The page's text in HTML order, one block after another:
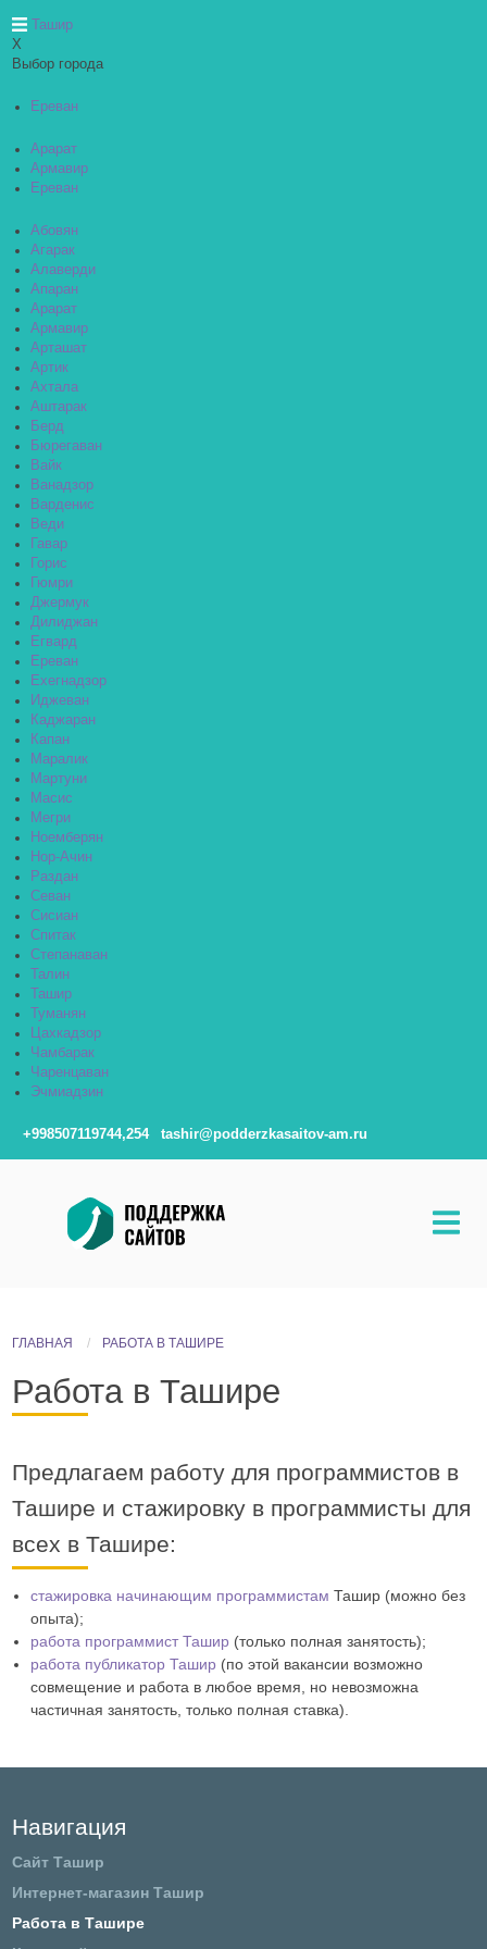
Ташир
X
Выбор города
Ереван
Арарат
Армавир
Ереван
Абовян
Агарак
Алаверди
Апаран
Арарат
Армавир
Арташат
Артик
Ахтала
Аштарак
Берд
Бюрегаван
Вайк
Ванадзор
Варденис
Веди
Гавар
Горис
Гюмри
Джермук
Дилиджан
Егвард
Ереван
Ехегнадзор
Иджеван
Каджаран
Капан
Маралик
Мартуни
Масис
Мегри
Ноемберян
Нор-Ачин
Раздан
Севан
Сисиан
Спитак
Степанаван
Талин
Ташир
Туманян
Цахкадзор
Чамбарак
Чаренцаван
Эчмиадзин
+998507119744,254 tashir@podderzkasaitov-am.ru
ГЛАВНАЯ РАБОТА В ТАШИРЕ
Работа в Ташире
Предлагаем работу для программистов в
Ташире и стажировку в программисты для
всех в Ташире:
стажировка начинающим программистам Ташир (можно без
опыта);
работа программист Ташир (только полная занятость);
работа публикатор Ташир (по этой вакансии возможно
совмещение и работа в любое время, но невозможна
частичная занятость, только полная ставка).
Навигация
Сайт Ташир
Интернет-магазин Ташир
Работа в Ташире